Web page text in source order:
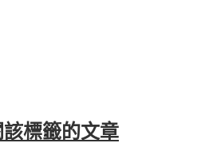
該標籤的文章